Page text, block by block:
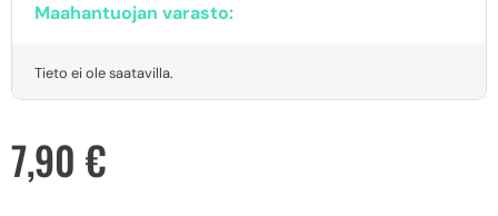
Maahantuojan varasto:
Tieto ei ole saatavilla.
7,90 €